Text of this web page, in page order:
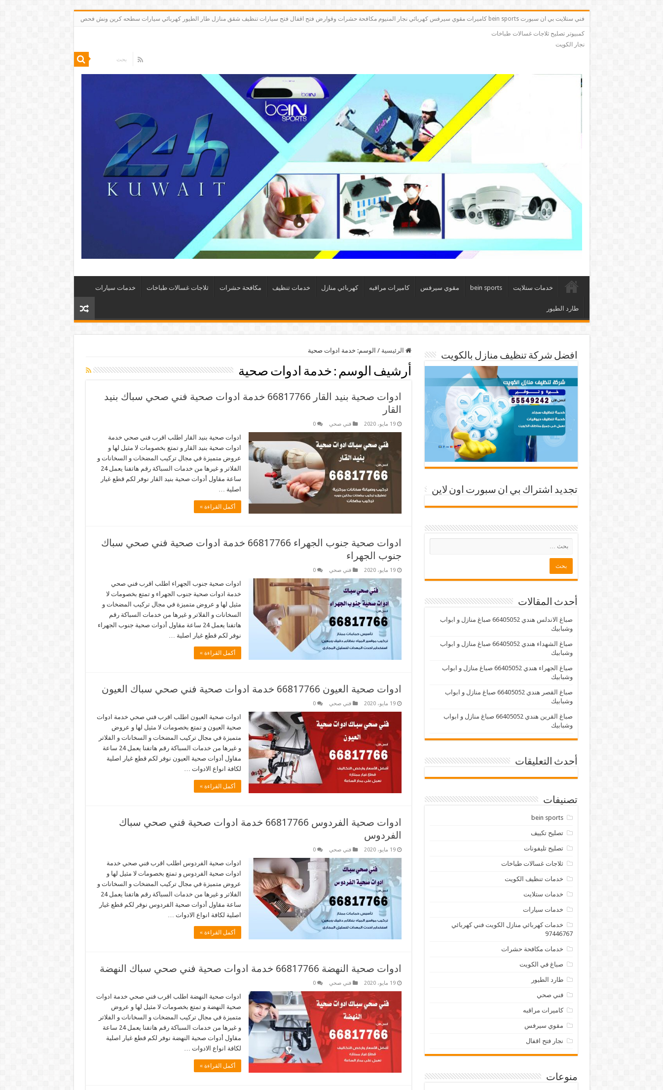
فني ستلايت بي ان سبورت bein sports كاميرات مقوي سيرفس كهربائي نجار المنيوم مكافحة حشرات وقوارض فتح اقفال فتح سيارات تنظيف شقق منازل طار الطيور كهربائي سيارات سطحه كرين ونش فحص
كمبيوتر تصليح ثلاجات غسالات طباخات
نجار الكويت
خدمات ستلايت bein sports مقوي سيرفس كاميرات مراقبه كهربائي منازل خدمات تنظيف مكافحة حشرات ثلاجات غسالات طباخات خدمات سيارات
طارد الطيور
الرئيسية / الوسم: خدمة ادوات صحية
أرشيف الوسم : خدمة ادوات صحية
ادوات صحية بنيد القار 66817766 خدمة ادوات صحية فني صحي سباك بنيد
القار
19 مايو، 2020 فني صحي 0
ادوات صحية بنيد القار اطلب اقرب فني صحي خدمة
ادوات صحية بنيد القار و تمتع بخصومات لا مثيل لها و
عروض متميزة في مجال تركيب المضخات و السخانات و
الفلاتر و غيرها من خدمات السباكة رقم هاتفنا يعمل 24
ساعة مقاول أدوات صحية بنيد القار نوفر لكم قطع غيار
اصلية …
أكمل القراءة »
ادوات صحية جنوب الجهراء 66817766 خدمة ادوات صحية فني صحي سباك
جنوب الجهراء
19 مايو، 2020 فني صحي 0
ادوات صحية جنوب الجهراء اطلب اقرب فني صحي
خدمة ادوات صحية جنوب الجهراء و تمتع بخصومات لا
مثيل لها و عروض متميزة في مجال تركيب المضخات و
السخانات و الفلاتر و غيرها من خدمات السباكة رقم
هاتفنا يعمل 24 ساعة مقاول أدوات صحية جنوب الجهراء
نوفر لكم قطع غيار اصلية …
أكمل القراءة »
ادوات صحية العيون 66817766 خدمة ادوات صحية فني صحي سباك العيون
19 مايو، 2020 فني صحي 0
ادوات صحية العيون اطلب اقرب فني صحي خدمة ادوات
صحية العيون و تمتع بخصومات لا مثيل لها و عروض
متميزة في مجال تركيب المضخات و السخانات و الفلاتر
و غيرها من خدمات السباكة رقم هاتفنا يعمل 24 ساعة
مقاول أدوات صحية العيون نوفر لكم قطع غيار اصلية
لكافة انواع الادوات …
أكمل القراءة »
ادوات صحية الفردوس 66817766 خدمة ادوات صحية فني صحي سباك
الفردوس
19 مايو، 2020 فني صحي 0
ادوات صحية الفردوس اطلب اقرب فني صحي خدمة
ادوات صحية الفردوس و تمتع بخصومات لا مثيل لها و
عروض متميزة في مجال تركيب المضخات و السخانات و
الفلاتر و غيرها من خدمات السباكة رقم هاتفنا يعمل 24
ساعة مقاول أدوات صحية الفردوس نوفر لكم قطع غيار
اصلية لكافة انواع الادوات …
أكمل القراءة »
ادوات صحية النهضة 66817766 خدمة ادوات صحية فني صحي سباك النهضة
19 مايو، 2020 فني صحي 0
ادوات صحية النهضة اطلب اقرب فني صحي خدمة ادوات
صحية النهضة و تمتع بخصومات لا مثيل لها و عروض
متميزة في مجال تركيب المضخات و السخانات و الفلاتر
و غيرها من خدمات السباكة رقم هاتفنا يعمل 24 ساعة
مقاول أدوات صحية النهضة نوفر لكم قطع غيار اصلية
لكافة انواع الادوات …
أكمل القراءة »
افضل شركة تنظيف منازل بالكويت
تجديد اشتراك بي ان سبورت اون لاين
أحدث المقالات
صباغ الاندلس هندي 66405052 صباغ منازل و ابواب
وشبابيك
صباغ الشهداء هندي 66405052 صباغ منازل و ابواب
وشبابيك
صباغ الجهراء هندي 66405052 صباغ منازل و ابواب
وشبابيك
صباغ القصر هندي 66405052 صباغ منازل و ابواب
وشبابيك
صباغ القرين هندي 66405052 صباغ منازل و ابواب
وشبابيك
أحدث التعليقات
تصنيفات
bein sports
تصليح تكييف
تصليح تليفونات
ثلاجات غسالات طباخات
خدمات تنظيف الكويت
خدمات ستلايت
خدمات سيارات
خدمات كهربائي منازل الكويت فني كهربائي
97446767
خدمات مكافحة حشرات
صباغ في الكويت
طارد الطيور
فني صحي
كاميرات مراقبه
مقوي سيرفس
نجار فتح اقفال
منوعات